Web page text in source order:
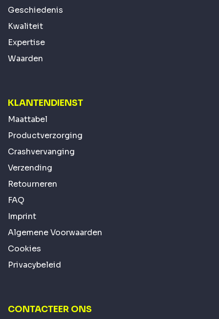
Geschiedenis
Kwaliteit
Expertise
Waarden
KLANTENDIENST
Maattabel
Productverzorging
Crashvervanging
Verzending
Retourneren
FAQ
Imprint
Algemene Voorwaarden
Cookies
Privacybeleid
CONTACTEER ONS